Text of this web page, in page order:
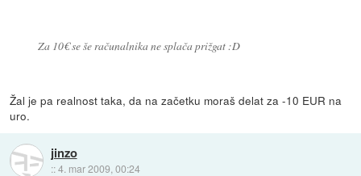
Za 10€ se še računalnika ne splača prižgat :D
Žal je pa realnost taka, da na začetku moraš delat za -10 EUR na
uro.
jinzo
::4. mar 2009, 00:24